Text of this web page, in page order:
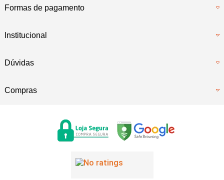
Formas de pagamento
Institucional
Dúvidas
Compras